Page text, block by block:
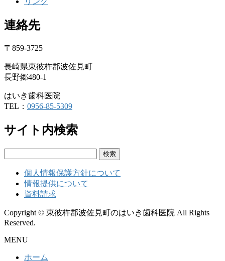
連絡先
〒859-3725
長崎県東彼杵郡波佐見町
長野郷480-1
はいき歯科医院
TEL： 0956-85-5309
サイト内検索
個人情報保護方針について
情報提供について
資料請求
Copyright © 東彼杵郡波佐見町のはいき歯科医院 All Rights
Reserved.
MENU
ホーム